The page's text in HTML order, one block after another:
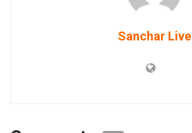
Sanchar Live